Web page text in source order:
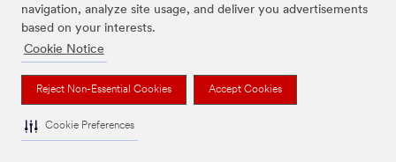
navigation, analyze site usage, and deliver you advertisements
based on your interests.
Cookie Notice
Reject Non-Essential Cookies Accept Cookies
Cookie Preferences